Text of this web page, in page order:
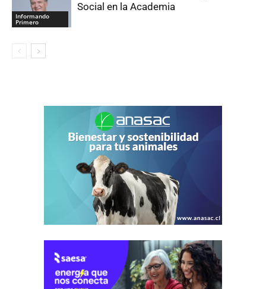
Informando
Primero
Social en la Academia